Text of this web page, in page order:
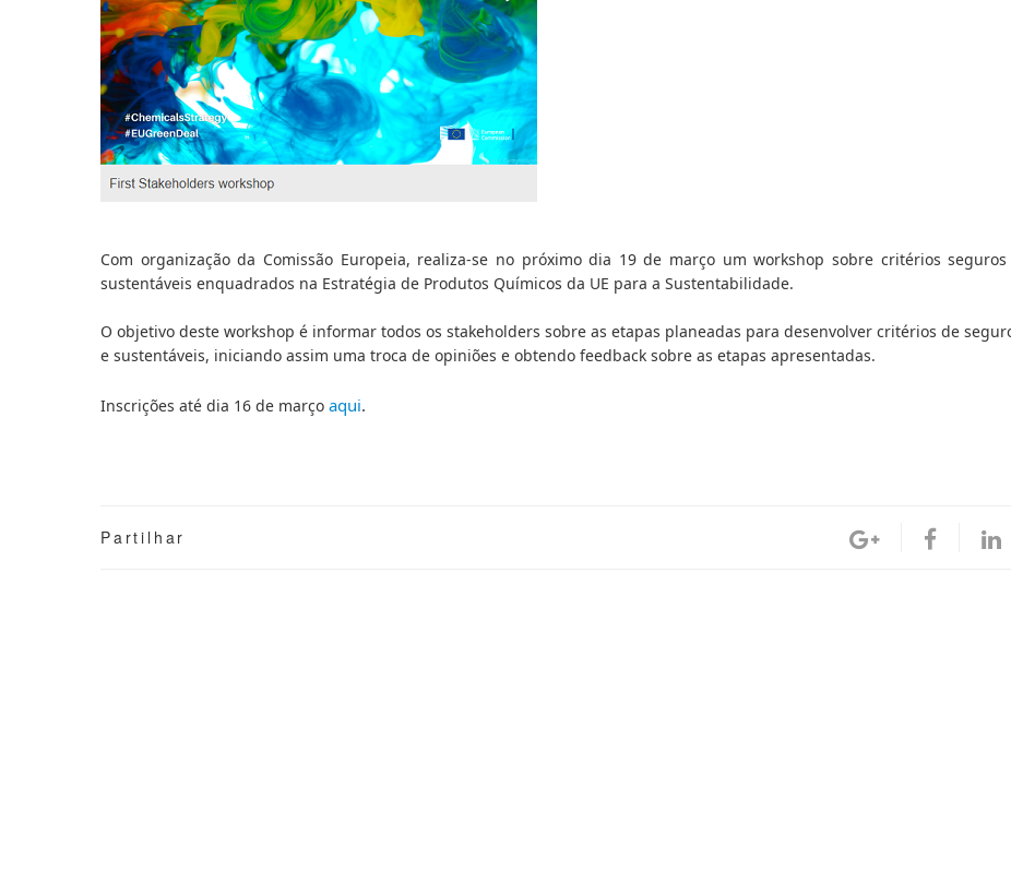
Com organização da Comissão Europeia, realiza-se no próximo dia 19 de março um workshop sobre critérios
sustentáveis enquadrados na Estratégia de Produtos Químicos da UE para a Sustentabilidade.
O objetivo deste workshop é informar todos os stakeholders sobre as etapas planeadas para desenvolver critérios de
e sustentáveis, iniciando assim uma troca de opiniões e obtendo feedback sobre as etapas apresentadas.
Inscrições até dia 16 de março aqui.
Partilhar